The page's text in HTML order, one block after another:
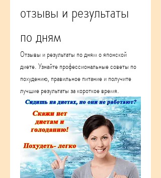
отзывы и результаты
по дням
Отзывы и результаты по дням о японской
диете. Узнайте профессиональные советы по
похудению, правильное питание и получите
лучшие результаты за короткое время.